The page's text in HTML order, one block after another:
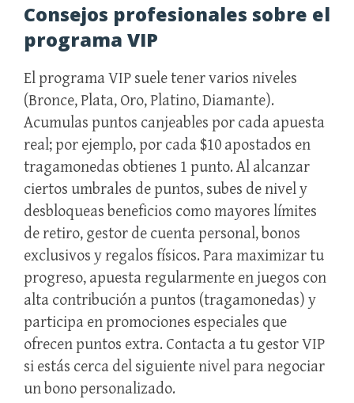
Consejos profesionales sobre el
programa VIP
El programa VIP suele tener varios niveles
(Bronce, Plata, Oro, Platino, Diamante).
Acumulas puntos canjeables por cada apuesta
real; por ejemplo, por cada $10 apostados en
tragamonedas obtienes 1 punto. Al alcanzar
ciertos umbrales de puntos, subes de nivel y
desbloqueas beneficios como mayores límites
de retiro, gestor de cuenta personal, bonos
exclusivos y regalos físicos. Para maximizar tu
progreso, apuesta regularmente en juegos con
alta contribución a puntos (tragamonedas) y
participa en promociones especiales que
ofrecen puntos extra. Contacta a tu gestor VIP
si estás cerca del siguiente nivel para negociar
un bono personalizado.